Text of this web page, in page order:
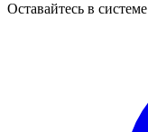
Оставайтесь в системе